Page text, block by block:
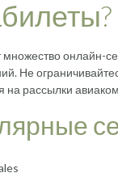
онлайн-
Не
на рассылки